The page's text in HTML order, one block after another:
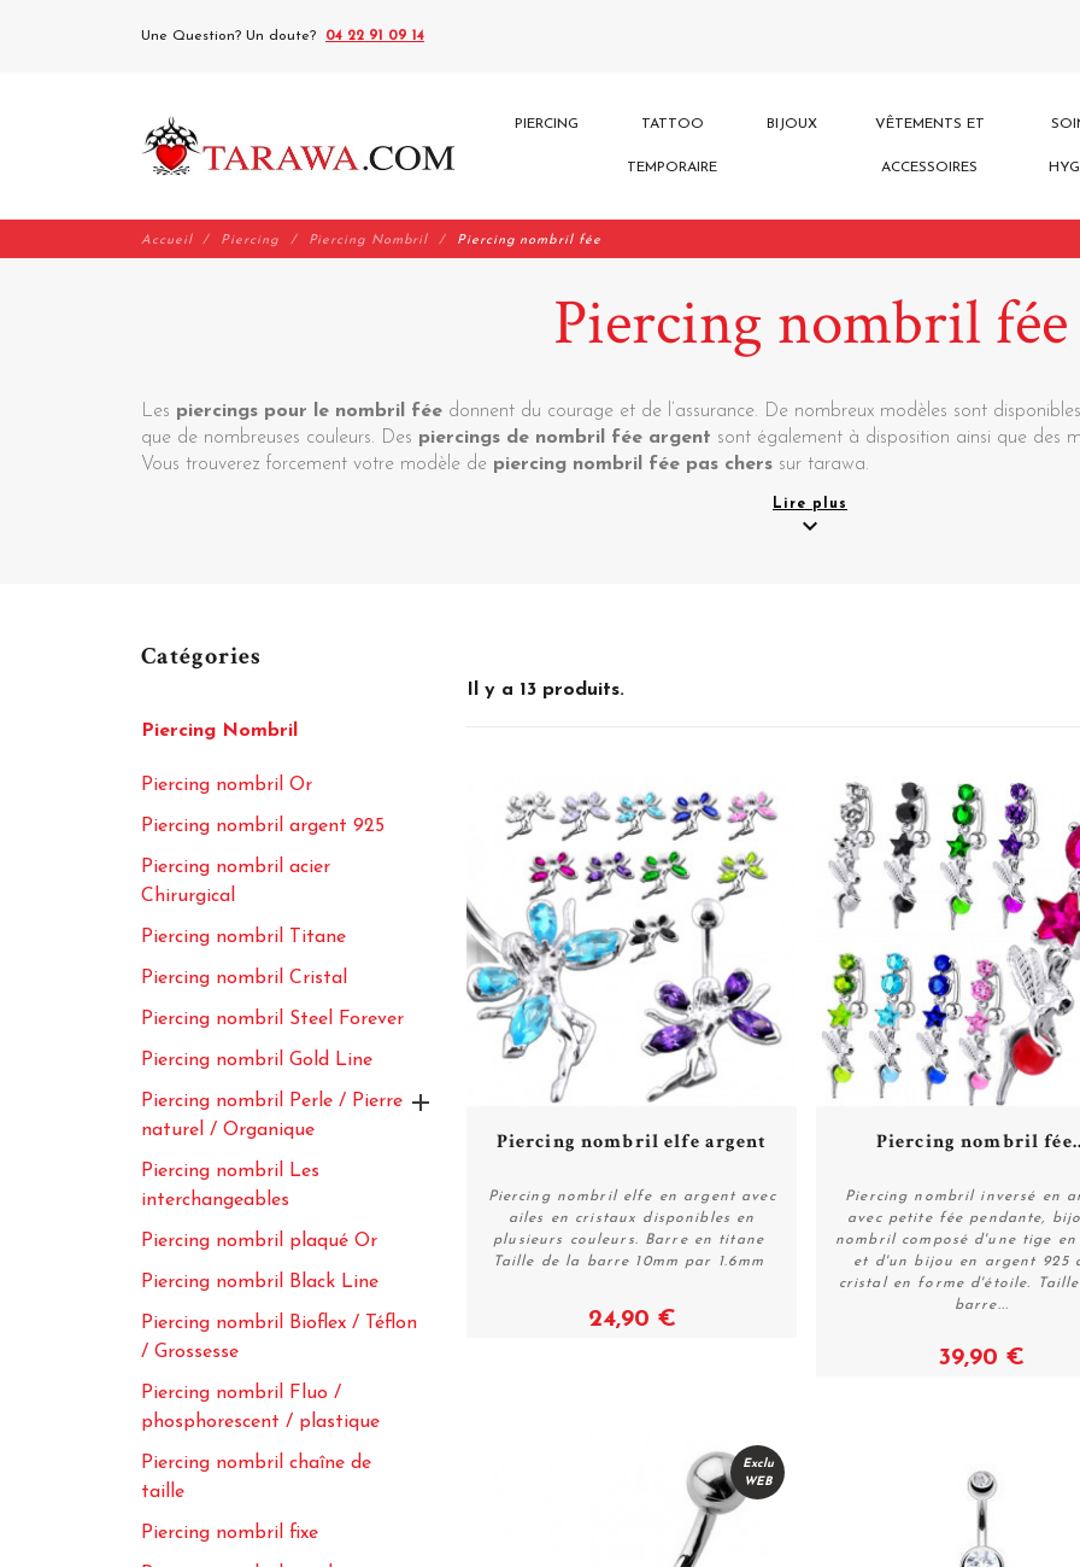
Une Question? Un doute? 04 22 91 09 14
PIERCING TATTOO
TEMPORAIRE
BIJOUX VÊTEMENTS ET
ACCESSOIRES
Accueil Piercing Piercing Nombril Piercing nombril fée
Piercing nombril fée
Les piercings pour le nombril fée donnent du courage et de l’assurance. De nombreux modèles sont
que de nombreuses couleurs. Des piercings de nombril fée argent sont également à disposition ainsi que des
Vous trouverez forcement votre modèle de piercing nombril fée pas chers sur tarawa.
Lire plus
expand_more
Catégories
Piercing Nombril
Piercing nombril Or
Piercing nombril argent 925
Piercing nombril acier
Chirurgical
Piercing nombril Titane
Piercing nombril Cristal
Piercing nombril Steel Forever
Piercing nombril Gold Line
Piercing nombril Perle / Pierre
naturel / Organique

Piercing nombril Les
interchangeables
Piercing nombril plaqué Or
Piercing nombril Black Line
Piercing nombril Bioflex / Téflon
/ Grossesse
Piercing nombril Fluo /
phosphorescent / plastique
Piercing nombril chaîne de
taille
Piercing nombril fixe
Il y a 13 produits.
Voir
Piercing nombril elfe argent
Piercing nombril elfe en argent avec
ailes en cristaux disponibles en
plusieurs couleurs. Barre en titane
Taille de la barre 10mm par 1.6mm
24,90 €
Voir
Piercing nombril
Piercing nombril inversé en
avec petite fée pendante,
nombril composé d'une tige
et d'un bijou en argent 925
cristal en forme d'étoile.
barre...
39,90 €
Exclu
WEB